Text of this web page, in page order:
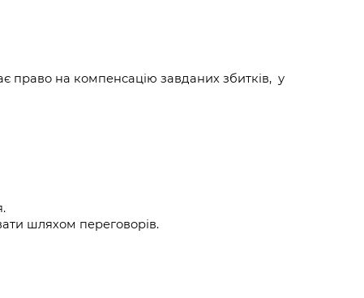
право на компенсацію завданих збитків,  у
шляхом переговорів.